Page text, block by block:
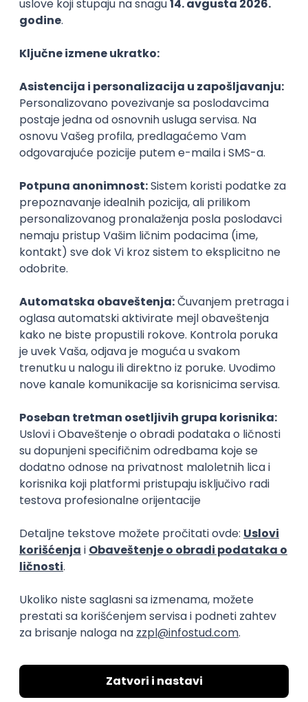
Slični smerovi
Srbistika (2 modula)
Filozofski fakultet
Master
Anglistika
Filozofski
Master
Karijera
Zanimanja posle studija
jezici, književnost jezici, književnost
Poslovi posle studija
prvi posao
Konsultant za komunikaciju
sa korisnicima na
holandskom jeziku
Transcom Worldwide
korisničku
poljskom
Adecco